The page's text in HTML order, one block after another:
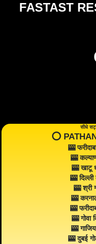
FASTAST
सीधे
⭕️
🎰
🎰
🎰 खाटू
🎰
🎰
🎰
🎰
🎰
🎰
🎰 दुबई